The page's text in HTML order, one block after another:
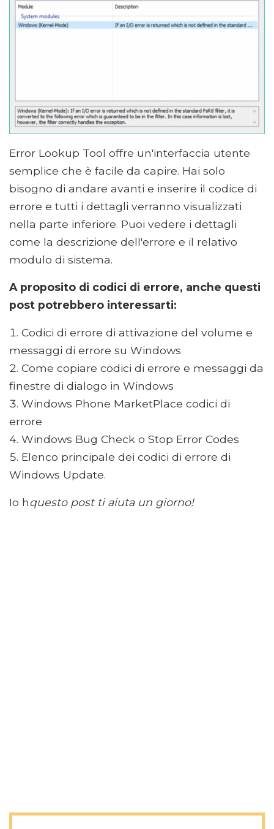
Error Lookup Tool offre un'interfaccia utente
semplice che è facile da capire. Hai solo
bisogno di andare avanti e inserire il codice di
errore e tutti i dettagli verranno visualizzati
nella parte inferiore. Puoi vedere i dettagli
come la descrizione dell'errore e il relativo
modulo di sistema.
A proposito di codici di errore, anche questi
post potrebbero interessarti:
Codici di errore di attivazione del volume e
messaggi di errore su Windows
Come copiare codici di errore e messaggi da
finestre di dialogo in Windows
Windows Phone MarketPlace codici di
errore
Windows Bug Check o Stop Error Codes
Elenco principale dei codici di errore di
Windows Update.
Io hquesto post ti aiuta un giorno!